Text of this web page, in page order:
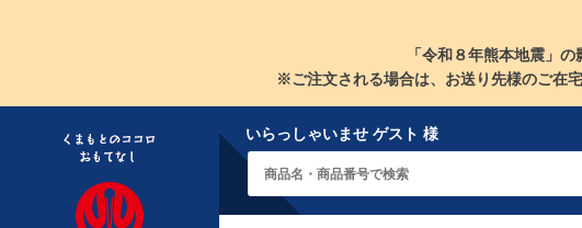
「令和８年熊本地震」
※ご注文される場合は、お送り先様のご在
いらっしゃいませ ゲスト 様